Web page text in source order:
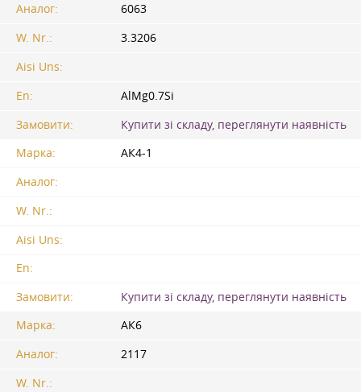
Аналог:
6063
W. Nr.:
3.3206
Aisi Uns:
En:
AlMg0.7Si
Замовити:
Купити зі складу, переглянути наявність
Марка:
АК4-1
Аналог:
W. Nr.:
Aisi Uns:
En:
Замовити:
Купити зі складу, переглянути наявність
Марка:
АК6
Аналог:
2117
W. Nr.: